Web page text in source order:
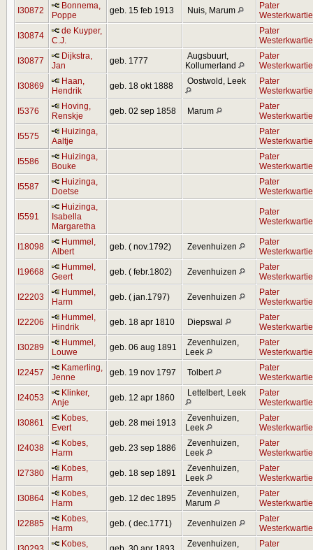
I30872
Bonnema,
Poppe
geb. 15 feb 1913 Nuis, Marum
Pater
I30874
de Kuyper,
C.J.
Pater
I30877
Dijkstra,
Jan
geb. 1777
Augsbuurt,
Kollumerland
Pater
I30869
Haan,
Hendrik
geb. 18 okt 1888 Oostwold, Leek
Pater
I5376
Hoving,
Renskje
geb. 02 sep 1858 Marum
Pater
I5575
Huizinga,
Aaltje
Pater
I5586
Huizinga,
Bouke
Pater
I5587
Huizinga,
Doetse
Pater
I5591
Huizinga,
Isabella
Margaretha
Pater
I18098
Hummel,
Albert
geb. ( nov.1792) Zevenhuizen
Pater
I19668
Hummel,
Geert
geb. ( febr.1802) Zevenhuizen
Pater
I22203
Hummel,
Harm
geb. ( jan.1797) Zevenhuizen
Pater
I22206
Hummel,
Hindrik
geb. 18 apr 1810 Diepswal
Pater
I30289
Hummel,
Louwe
geb. 06 aug 1891
Zevenhuizen,
Leek
Pater
I22457
Kamerling,
Jenne
geb. 19 nov 1797 Tolbert
Pater
I24053
Klinker,
Anje
geb. 12 apr 1860 Lettelbert, Leek
Pater
I30861
Kobes,
Evert
geb. 28 mei 1913
Zevenhuizen,
Leek
Pater
I24038
Kobes,
Harm
geb. 23 sep 1886
Zevenhuizen,
Leek
Pater
I27380
Kobes,
Harm
geb. 18 sep 1891
Zevenhuizen,
Leek
Pater
I30864
Kobes,
Harm
geb. 12 dec 1895
Zevenhuizen,
Marum
Pater
I22885
Kobes,
Harm
geb. ( dec.1771) Zevenhuizen
Pater
Kobes,
Zevenhuizen,
Pater